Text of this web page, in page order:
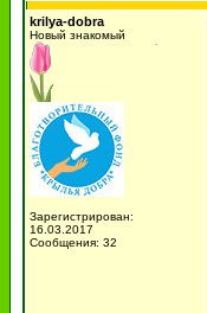
krilya-dobra
Новый знакомый
Зарегистрирован:
16.03.2017
Сообщения: 32